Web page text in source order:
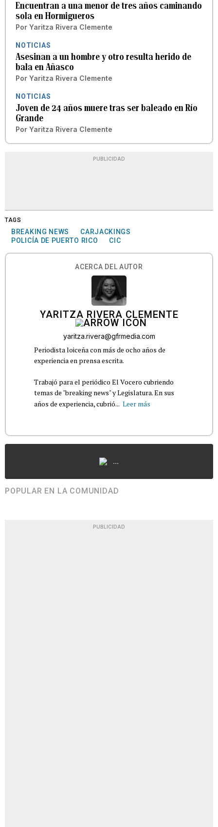
Encuentran a una menor de tres años caminando
sola en Hormigueros
Por Yaritza Rivera Clemente
NOTICIAS
Asesinan a un hombre y otro resulta herido de
bala en Añasco
Por Yaritza Rivera Clemente
NOTICIAS
Joven de 24 años muere tras ser baleado en Río
Grande
Por Yaritza Rivera Clemente
PUBLICIDAD
TAGS
BREAKING NEWS
CARJACKINGS
POLICÍA DE PUERTO RICO
CIC
ACERCA DEL AUTOR
YARITZA RIVERA CLEMENTE
yaritza.rivera@gfrmedia.com
Periodista loiceña con más de ocho años de
experiencia en prensa escrita.
Trabajó para el periódico El Vocero cubriendo
temas de "breaking news" y Legislatura. En sus
años de experiencia, cubrió... Leer más
...
POPULAR EN LA COMUNIDAD
PUBLICIDAD